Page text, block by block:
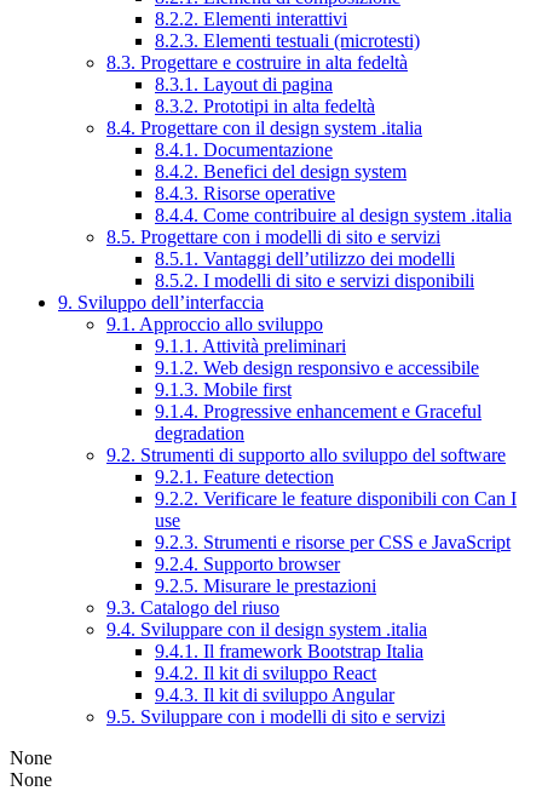
8.2.2. Elementi interattivi
8.2.3. Elementi testuali (microtesti)
8.3. Progettare e costruire in alta fedeltà
8.3.1. Layout di pagina
8.3.2. Prototipi in alta fedeltà
8.4. Progettare con il design system .italia
8.4.1. Documentazione
8.4.2. Benefici del design system
8.4.3. Risorse operative
8.4.4. Come contribuire al design system .italia
8.5. Progettare con i modelli di sito e servizi
8.5.1. Vantaggi dell’utilizzo dei modelli
8.5.2. I modelli di sito e servizi disponibili
9. Sviluppo dell’interfaccia
9.1. Approccio allo sviluppo
9.1.1. Attività preliminari
9.1.2. Web design responsivo e accessibile
9.1.3. Mobile first
9.1.4. Progressive enhancement e Graceful
degradation
9.2. Strumenti di supporto allo sviluppo del software
9.2.1. Feature detection
9.2.2. Verificare le feature disponibili con Can I
use
9.2.3. Strumenti e risorse per CSS e JavaScript
9.2.4. Supporto browser
9.2.5. Misurare le prestazioni
9.3. Catalogo del riuso
9.4. Sviluppare con il design system .italia
9.4.1. Il framework Bootstrap Italia
9.4.2. Il kit di sviluppo React
9.4.3. Il kit di sviluppo Angular
9.5. Sviluppare con i modelli di sito e servizi
None
None